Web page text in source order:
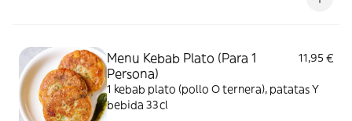
Menu Kebab Plato (Para 1
Persona)
11,95 €
1 kebab plato (pollo O ternera), patatas Y
bebida 33cl